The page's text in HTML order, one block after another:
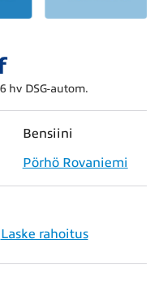
hv DSG-autom.
Bensiini
Pörhö Rovaniemi
Laske rahoitus